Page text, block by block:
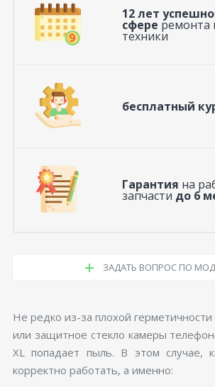
12 лет
сфере ремонта
техники
бесплатный
Гарантия на
запчасти до 6
ЗАДАТЬ ВОПРОС ПО
Не редко из-за плохой герметичности
или защитное стекло камеры
XL попадает пыль. В этом случае,
корректно работать, а именно: